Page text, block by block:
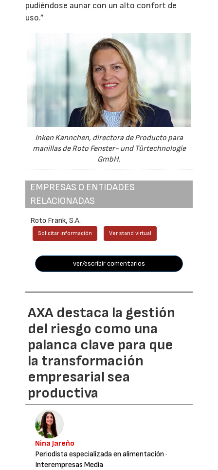
pudiéndose aunar con un alto confort de
uso.”
Inken Kannchen, directora de Producto para
manillas de Roto Fenster- und Türtechnologie
GmbH.
EMPRESAS O ENTIDADES
RELACIONADAS
Roto Frank, S.A.
Solicitar información Ver stand virtual
ver/escribir comentarios
AXA destaca la gestión
del riesgo como una
palanca clave para que
la transformación
empresarial sea
productiva
Nina Jareño
Periodista especializada en alimentación ·
Interempresas Media